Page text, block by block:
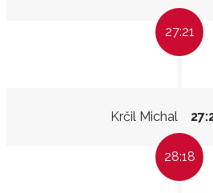
27:21
Krčil Michal
28:18